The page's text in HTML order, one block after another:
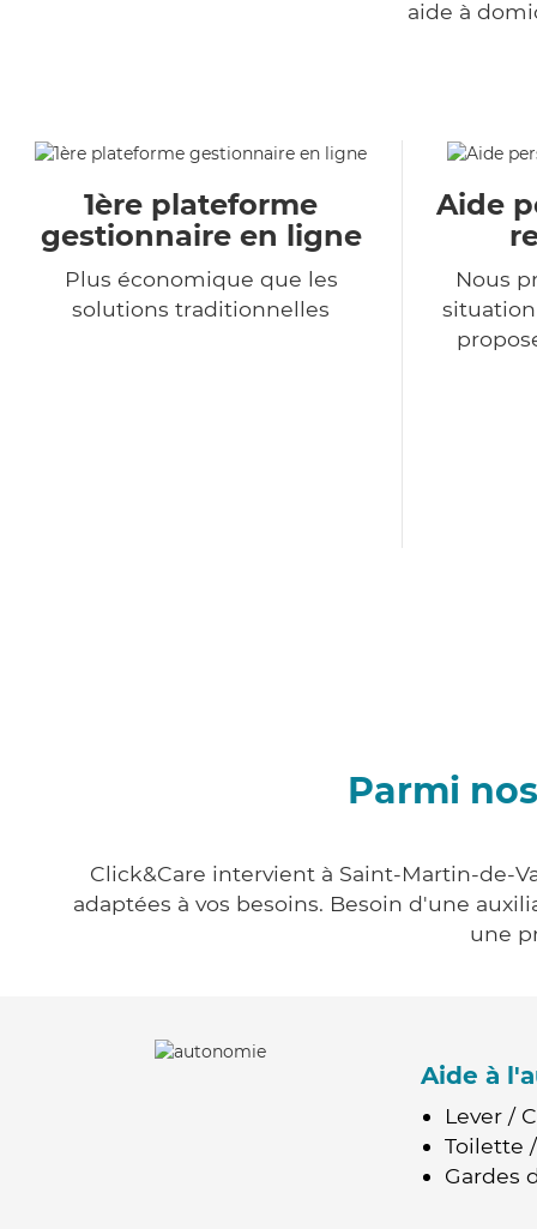
aide à
1ère plateforme
gestionnaire en ligne
Plus économique que les
solutions traditionnelles
Aide
Nous
Parmi
Click&Care intervient à Saint-Martin-de-
adaptées à vos besoins. Besoin d'une
une
Aide à
Lever /
Toilette
Gardes